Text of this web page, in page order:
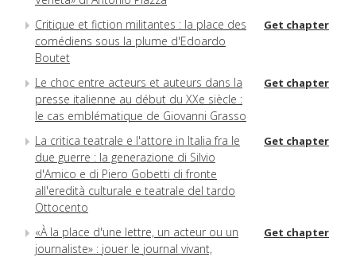
Critique et fiction militantes : la place des
comédiens sous la plume d'Edoardo
Boutet
Get chapter
Le choc entre acteurs et auteurs dans la
presse italienne au début du XXe siècle :
le cas emblématique de Giovanni Grasso
Get chapter
La critica teatrale e l'attore in Italia fra le
due guerre : la generazione di Silvio
d'Amico e di Piero Gobetti di fronte
all'eredità culturale e teatrale del tardo
Ottocento
Get chapter
«À la place d'une lettre, un acteur ou un
journaliste» : jouer le journal vivant,
Get chapter